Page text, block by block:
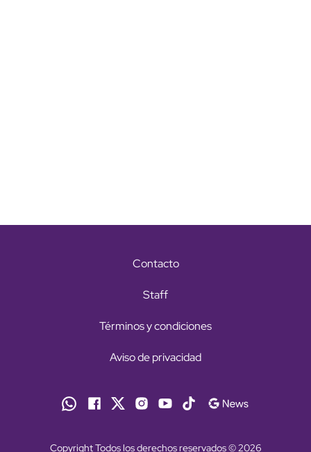
Contacto
Staff
Términos y condiciones
Aviso de privacidad
Copyright Todos los derechos reservados © 2026